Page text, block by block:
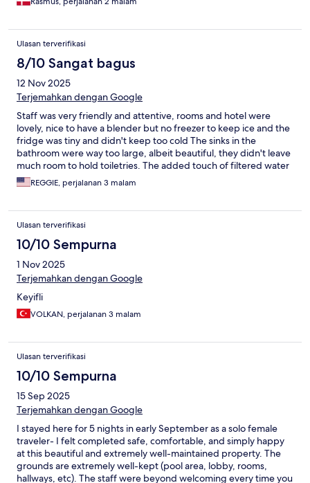
Ulasan terverifikasi
8/10 Sangat bagus
12 Nov 2025
Terjemahkan dengan Google
Staff was very friendly and attentive, rooms and hotel were
lovely, nice to have a blender but no freezer to keep ice and the
fridge was tiny and didn't keep too cold The sinks in the
bathroom were way too large, albeit beautiful, they didn't leave
much room to hold toiletries. The added touch of filtered water
machines in the hallway was great, avoids plastic waste and the
need to beg for extra bottles or lug some back to the room each
said we can leave at 11:30 instead of 11. Once home I saw my
booking said check out was noon! They did keep our bags for
the day so that's ok. Don't expect much from the gym with it
outside and hot, weights were only 1kg or 10/15. But if you just
want to do something small, it will work. They have some very
strong toxic chemical smell pouring from a machine permeating
use. I know these all sound like negatives but really the clean
rooms are a nice size, great location, wonderful staff and water
great too.
REGGIE, perjalanan 3 malam
Ulasan terverifikasi
10/10 Sempurna
1 Nov 2025
Terjemahkan dengan Google
Keyifli
VOLKAN, perjalanan 3 malam
Ulasan terverifikasi
10/10 Sempurna
15 Sep 2025
Terjemahkan dengan Google
I stayed here for 5 nights in early September as a solo female
traveler- I felt completed safe, comfortable, and simply happy
at this beautiful and extremely well-maintained property. The
grounds are extremely well-kept (pool area, lobby, rooms,
hallways, etc). The staff were beyond welcoming every time you